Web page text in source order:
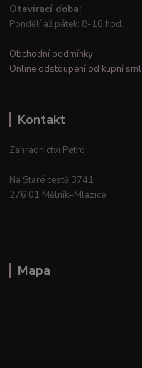
Otevírací doba:
Pondělí až pátek: 8-16 hod.
Obchodní podmínky
Online odstoupení od kupní
Kontakt
Zahradnictví Petro
Na Staré cestě 3741
276 01 Mělník–Mlazice
Mapa